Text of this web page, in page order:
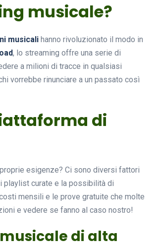
musicale?
musicali hanno rivoluzionato il modo in
, lo streaming offre una serie di
a milioni di tracce in qualsiasi
vorrebbe rinunciare a un passato così
di
esigenze? Ci sono diversi fattori
playlist curate e la possibilità di
mensili e le prove gratuite che molte
e vedere se fanno al caso nostro!
di alta